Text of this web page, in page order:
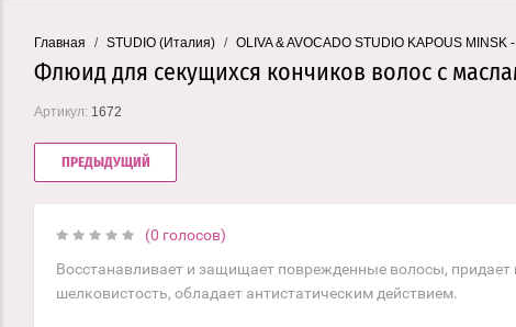
Главная / STUDIO (Италия) / OLIVA & AVOCADO STUDIO KAPOUS
Флюид для секущихся кончиков волос с
Артикул: 1672
ПРЕДЫДУЩИЙ
(0 голосов)
Восстанавливает и защищает поврежденные волосы, придает
шелковистость, обладает антистатическим действием.